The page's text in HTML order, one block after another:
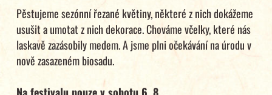
Pěstujeme sezónní řezané květiny, některé z nich dokážeme
usušit a umotat z nich dekorace. Chováme včelky, které nás
laskavě zazásobily medem. A jsme plni očekávání na úrodu v
nově zasazeném biosadu.